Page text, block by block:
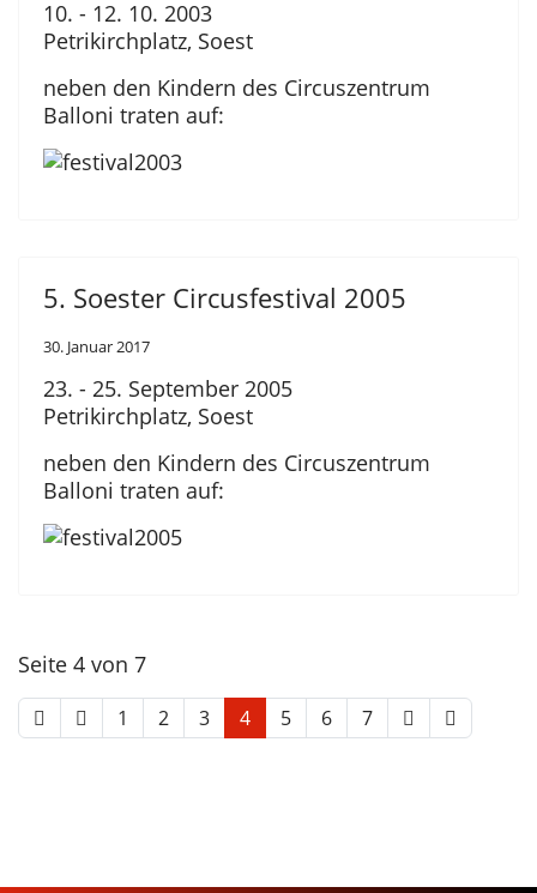
10. - 12. 10. 2003
Petrikirchplatz, Soest
neben den Kindern des Circuszentrum
Balloni traten auf:
5. Soester Circusfestival 2005
30. Januar 2017
23. - 25. September 2005
Petrikirchplatz, Soest
neben den Kindern des Circuszentrum
Balloni traten auf:
Seite 4 von 7
1 2 3 4 5 6 7